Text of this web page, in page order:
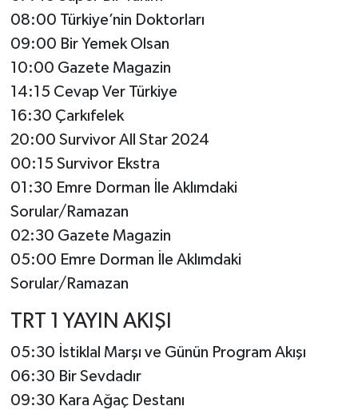
08:00 Türkiye’nin Doktorları
09:00 Bir Yemek Olsan
10:00 Gazete Magazin
14:15 Cevap Ver Türkiye
16:30 Çarkıfelek
20:00 Survivor All Star 2024
00:15 Survivor Ekstra
01:30 Emre Dorman İle Aklımdaki
Sorular/Ramazan
02:30 Gazete Magazin
05:00 Emre Dorman İle Aklımdaki
Sorular/Ramazan
TRT 1 YAYIN AKIŞI
05:30 İstiklal Marşı ve Günün Program Akışı
06:30 Bir Sevdadır
09:30 Kara Ağaç Destanı